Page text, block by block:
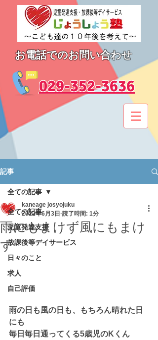
お電話でのお問い合わせ
​029-352-3636
記事
全ての記事
児童発達支援
放課後等デイサービス
日々のこと
求人
自己評価
全ての記事
雨にもまけず風にもまけ
ず
kaneage josyojuku
2022年6月3日 読了時間: 1分
雨の日も風の日も、もちろん晴れた日
にも
毎日毎日通ってくる5歳児のKくん